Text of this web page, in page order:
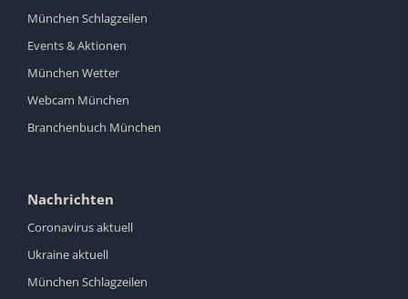
München Schlagzeilen
Events & Aktionen
München Wetter
Webcam München
Branchenbuch München
Nachrichten
Coronavirus aktuell
Ukraine aktuell
München Schlagzeilen